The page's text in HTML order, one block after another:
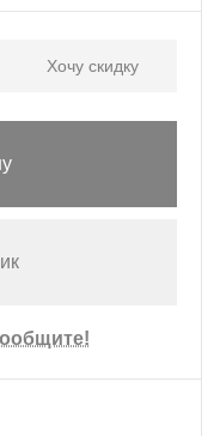
Хочу скидку